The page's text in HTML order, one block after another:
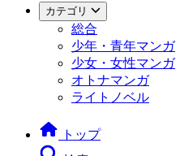
カテゴリ
総合
少年・青年マンガ
少女・女性マンガ
オトナマンガ
ライトノベル
トップ